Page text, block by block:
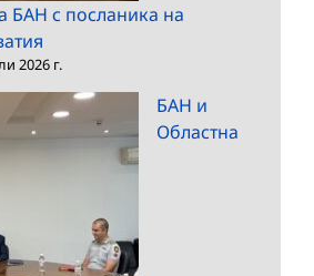
БАН с посланика на
2026 г.
БАН и
Областна